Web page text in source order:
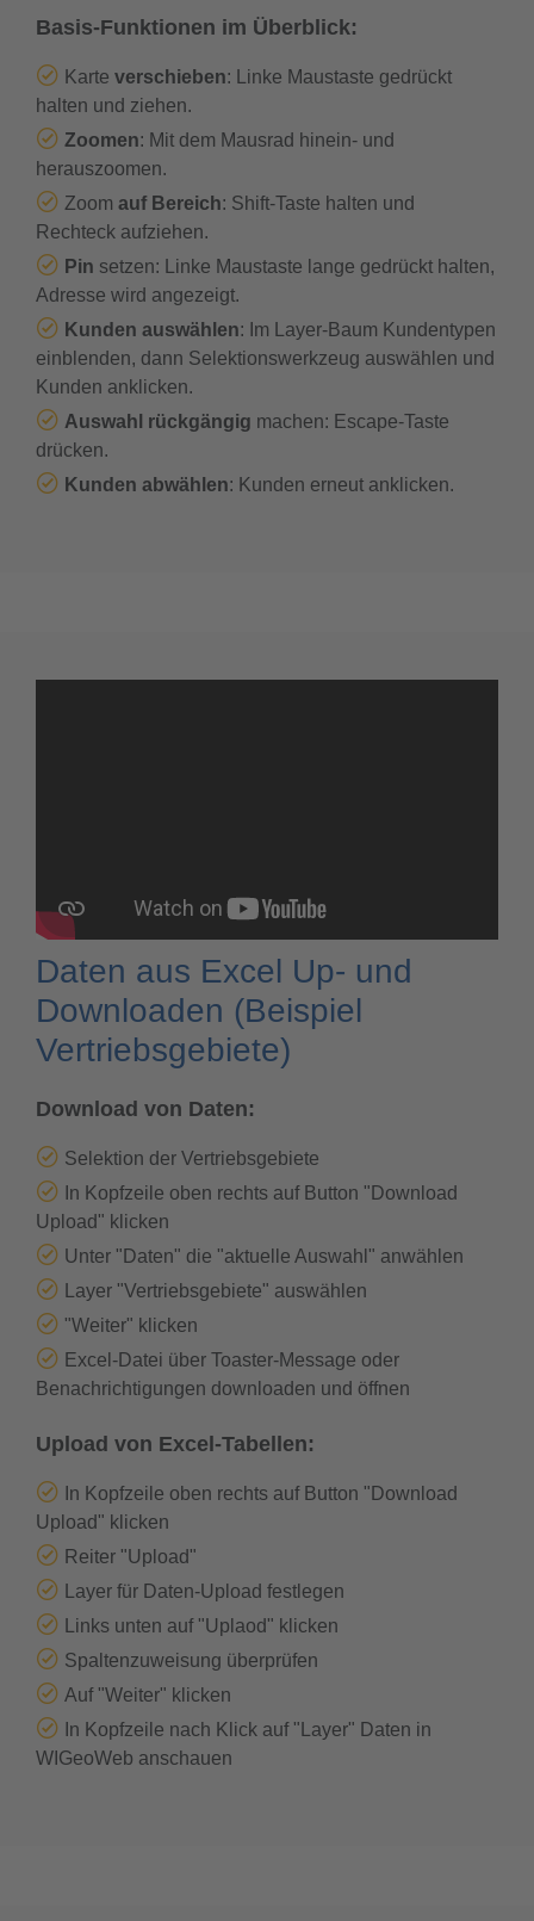
Basis-Funktionen im Überblick:
Karte verschieben: Linke Maustaste gedrückt
halten und ziehen.
Zoomen: Mit dem Mausrad hinein- und
herauszoomen.
Zoom auf Bereich: Shift-Taste halten und
Rechteck aufziehen.
Pin setzen: Linke Maustaste lange gedrückt halten,
Adresse wird angezeigt.
Kunden auswählen: Im Layer-Baum Kundentypen
einblenden, dann Selektionswerkzeug auswählen und
Kunden anklicken.
Auswahl rückgängig machen: Escape-Taste
drücken.
Kunden abwählen: Kunden erneut anklicken.
Daten aus Excel Up- und
Downloaden (Beispiel
Vertriebsgebiete)
Download von Daten:
Selektion der Vertriebsgebiete
In Kopfzeile oben rechts auf Button "Download
Upload" klicken
Unter "Daten" die "aktuelle Auswahl" anwählen
Layer "Vertriebsgebiete" auswählen
"Weiter" klicken
Excel-Datei über Toaster-Message oder
Benachrichtigungen downloaden und öffnen
Upload von Excel-Tabellen:
In Kopfzeile oben rechts auf Button "Download
Upload" klicken
Reiter "Upload"
Layer für Daten-Upload festlegen
Links unten auf "Uplaod" klicken
Spaltenzuweisung überprüfen
Auf "Weiter" klicken
In Kopfzeile nach Klick auf "Layer" Daten in
WIGeoWeb anschauen